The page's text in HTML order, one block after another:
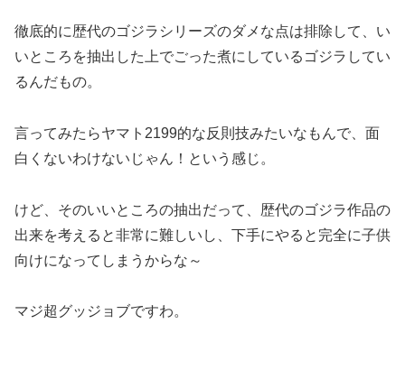
徹底的に歴代のゴジラシリーズのダメな点は排除して、い
いところを抽出した上でごった煮にしているゴジラしてい
るんだもの。
言ってみたらヤマト2199的な反則技みたいなもんで、面
白くないわけないじゃん！という感じ。
けど、そのいいところの抽出だって、歴代のゴジラ作品の
出来を考えると非常に難しいし、下手にやると完全に子供
向けになってしまうからな～
マジ超グッジョブですわ。